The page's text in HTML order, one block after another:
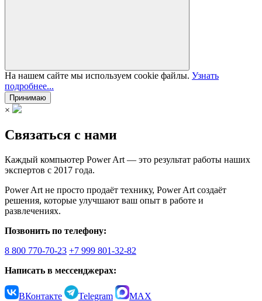
На нашем сайте мы используем cookie файлы. Узнать
подробнее...
Принимаю
×
Связаться с нами
Каждый компьютер Power Art — это результат работы наших
экспертов с 2017 года.
Power Art не просто продаёт технику, Power Art создаёт
решения, которые улучшают ваш опыт в работе и
развлечениях.
Позвонить по телефону:
8 800 770-70-23 +7 999 801-32-82
Написать в мессенджерах:
ВКонтакте Telegram MAX